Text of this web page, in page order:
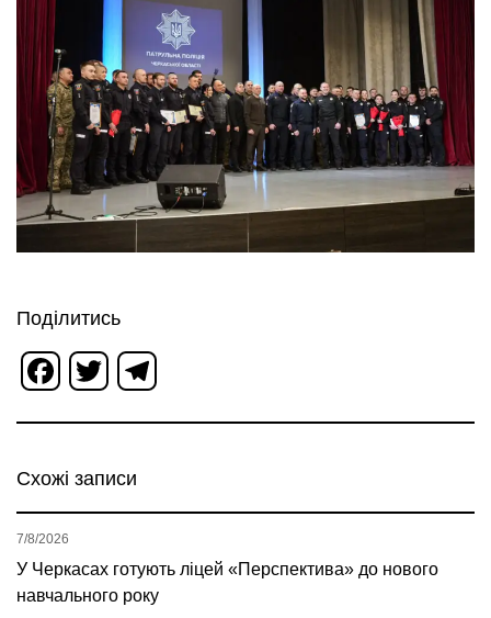
Поділитись
Facebook
Twitter
Схожі записи
У Черкасах готують ліцей «Перспектива» до нового
навчального року
7/8/2026